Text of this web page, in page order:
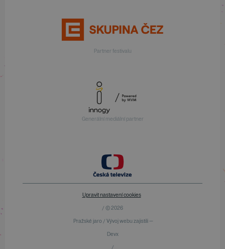
Partner festivalu
Generální mediální partner
Upravit nastavení cookies
/ © 2026
Pražské jaro / Vývoj webu zajistili —
Devx
/